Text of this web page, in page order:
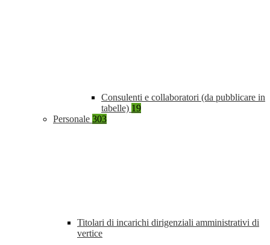
Consulenti e collaboratori (da pubblicare in
tabelle) 19
Personale 303
Titolari di incarichi dirigenziali amministrativi di
vertice